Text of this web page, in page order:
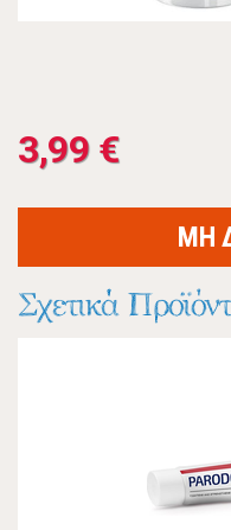
3,99 €
ΜΗ
Σχετικά